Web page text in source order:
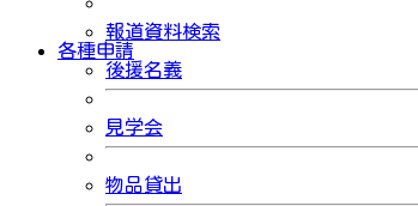
報道資料検索
各種申請
後援名義
見学会
物品貸出